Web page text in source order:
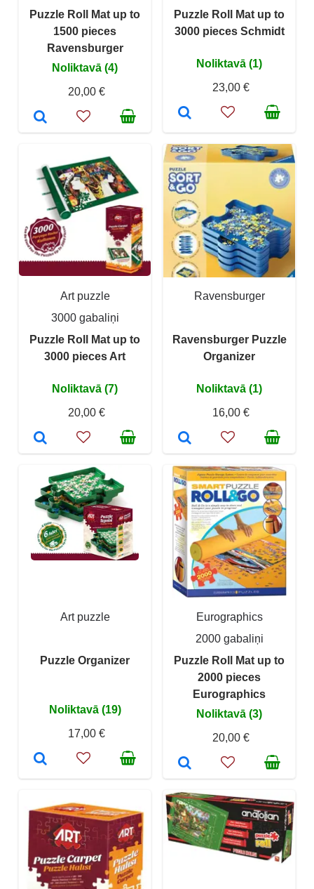
Puzzle Roll Mat up to
1500 pieces
Ravensburger
Noliktavā (4)
20,00 €
Puzzle Roll Mat up to
3000 pieces Schmidt
Noliktavā (1)
23,00 €
Art puzzle
3000 gabaliņi
Puzzle Roll Mat up to
3000 pieces Art
Noliktavā (7)
20,00 €
Ravensburger
Ravensburger Puzzle
Organizer
Noliktavā (1)
16,00 €
Art puzzle
Puzzle Organizer
Noliktavā (19)
17,00 €
Eurographics
2000 gabaliņi
Puzzle Roll Mat up to
2000 pieces
Eurographics
Noliktavā (3)
20,00 €